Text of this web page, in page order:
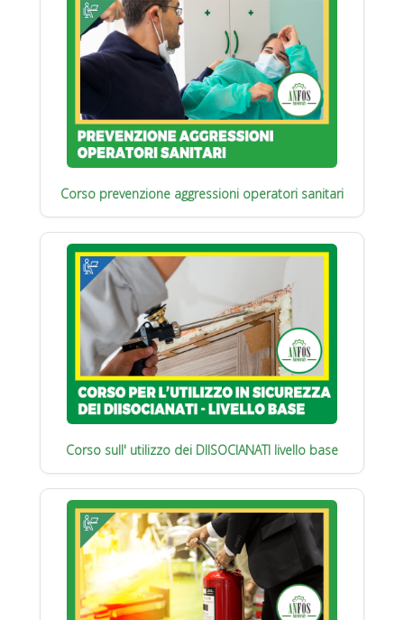
Corso prevenzione aggressioni operatori sanitari
Corso sull' utilizzo dei DIISOCIANATI livello base